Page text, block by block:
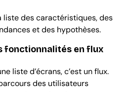
liste des caractéristiques, des
et des hypothèses.
fonctionnalités en flux
liste d’écrans, c’est un flux.
des utilisateurs